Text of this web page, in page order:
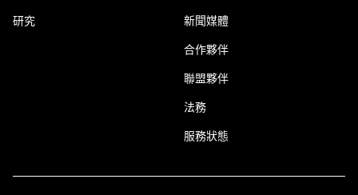
研究 新聞媒體
合作夥伴
聯盟夥伴
法務
服務狀態